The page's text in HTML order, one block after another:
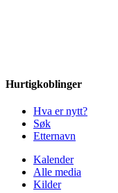
Hurtigkoblinger
Hva er nytt?
Søk
Etternavn
Kalender
Alle media
Kilder